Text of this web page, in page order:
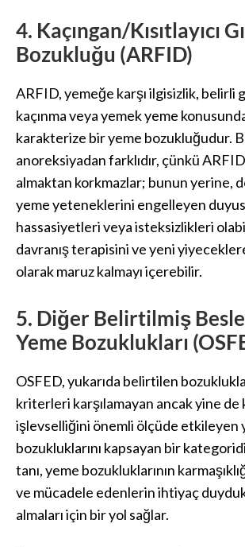
4. Kaçıngan/Kısıtlayıcı
Bozukluğu (ARFID)
ARFID, yemeğe karşı ilgisizlik, belirli
kaçınma veya yemek yeme
karakterize bir yeme bozukluğudur.
anoreksiyadan farklıdır, çünkü
almaktan korkmazlar; bunun yerine,
yeme yeteneklerini engelleyen
hassasiyetleri veya isteksizlikleri
davranış terapisini ve yeni
olarak maruz kalmayı içerebilir.
5. Diğer Belirtilmiş
Yeme Bozuklukları
OSFED, yukarıda belirtilen
kriterleri karşılamayan ancak yine de
işlevselliğini önemli ölçüde etkileyen
bozukluklarını kapsayan bir
tanı, yeme bozukluklarının
ve mücadele edenlerin ihtiyaç
almaları için bir yol sağlar.